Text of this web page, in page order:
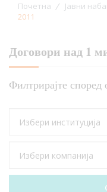
Почетна Јавни
2011
Договори над 1
Филтрирајте